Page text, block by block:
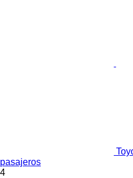
pasajeros
4